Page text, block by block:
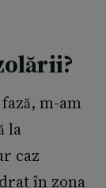
m-am
la
caz
în zona